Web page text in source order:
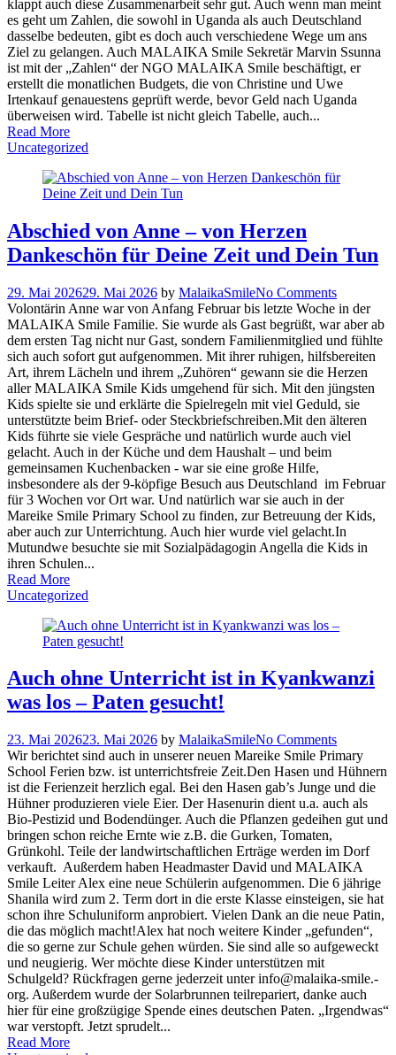
klappt auch diese Zusammenarbeit sehr gut. Auch wenn man meint
es geht um Zahlen, die sowohl in Uganda als auch Deutschland
dasselbe bedeuten, gibt es doch auch verschiedene Wege um ans
Ziel zu gelangen. Auch MALAIKA Smile Sekretär Marvin Ssunna
ist mit der „Zahlen“ der NGO MALAIKA Smile beschäftigt, er
erstellt die monatlichen Budgets, die von Christine und Uwe
Irtenkauf genauestens geprüft werde, bevor Geld nach Uganda
überweisen wird. Tabelle ist nicht gleich Tabelle, auch...
Read More
Uncategorized
Abschied von Anne – von Herzen
Dankeschön für Deine Zeit und Dein Tun
29. Mai 202629. Mai 2026 by MalaikaSmileNo Comments
Volontärin Anne war von Anfang Februar bis letzte Woche in der
MALAIKA Smile Familie. Sie wurde als Gast begrüßt, war aber ab
dem ersten Tag nicht nur Gast, sondern Familienmitglied und fühlte
sich auch sofort gut aufgenommen. Mit ihrer ruhigen, hilfsbereiten
Art, ihrem Lächeln und ihrem „Zuhören“ gewann sie die Herzen
aller MALAIKA Smile Kids umgehend für sich. Mit den jüngsten
Kids spielte sie und erklärte die Spielregeln mit viel Geduld, sie
unterstützte beim Brief- oder Steckbriefschreiben.Mit den älteren
Kids führte sie viele Gespräche und natürlich wurde auch viel
gelacht. Auch in der Küche und dem Haushalt – und beim
gemeinsamen Kuchenbacken - war sie eine große Hilfe,
insbesondere als der 9-köpfige Besuch aus Deutschland im Februar
für 3 Wochen vor Ort war. Und natürlich war sie auch in der
Mareike Smile Primary School zu finden, zur Betreuung der Kids,
aber auch zur Unterrichtung. Auch hier wurde viel gelacht.In
Mutundwe besuchte sie mit Sozialpädagogin Angella die Kids in
ihren Schulen...
Read More
Uncategorized
Auch ohne Unterricht ist in Kyankwanzi
was los – Paten gesucht!
23. Mai 202623. Mai 2026 by MalaikaSmileNo Comments
Wir berichtet sind auch in unserer neuen Mareike Smile Primary
School Ferien bzw. ist unterrichtsfreie Zeit.Den Hasen und Hühnern
ist die Ferienzeit herzlich egal. Bei den Hasen gab’s Junge und die
Hühner produzieren viele Eier. Der Hasenurin dient u.a. auch als
Bio-Pestizid und Bodendünger. Auch die Pflanzen gedeihen gut und
bringen schon reiche Ernte wie z.B. die Gurken, Tomaten,
Grünkohl. Teile der landwirtschaftlichen Erträge werden im Dorf
verkauft. Außerdem haben Headmaster David und MALAIKA
Smile Leiter Alex eine neue Schülerin aufgenommen. Die 6 jährige
Shanila wird zum 2. Term dort in die erste Klasse einsteigen, sie hat
schon ihre Schuluniform anprobiert. Vielen Dank an die neue Patin,
die das möglich macht!Alex hat noch weitere Kinder „gefunden“,
die so gerne zur Schule gehen würden. Sie sind alle so aufgeweckt
und neugierig. Wer möchte diese Kinder unterstützen mit
Schulgeld? Rückfragen gerne jederzeit unter info@malaika-smile.-
org. Außerdem wurde der Solarbrunnen teilrepariert, danke auch
hier für eine großzügige Spende eines deutschen Paten. „Irgendwas“
war verstopft. Jetzt sprudelt...
Read More